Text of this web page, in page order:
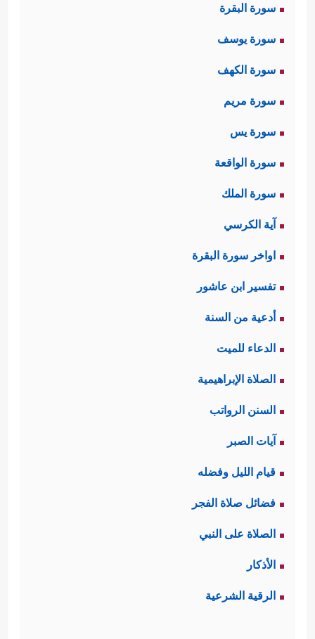
سورة البقرة
سورة يوسف
سورة الكهف
سورة مريم
سورة يس
سورة الواقعة
سورة الملك
آية الكرسي
اواخر سورة البقرة
تفسير ابن عاشور
أدعية من السنة
الدعاء للميت
الصلاة الإبراهيمية
السنن الرواتب
آيات الصبر
قيام الليل وفضله
فضائل صلاة الفجر
الصلاة على النبي
الأذكار
الرقية الشرعية